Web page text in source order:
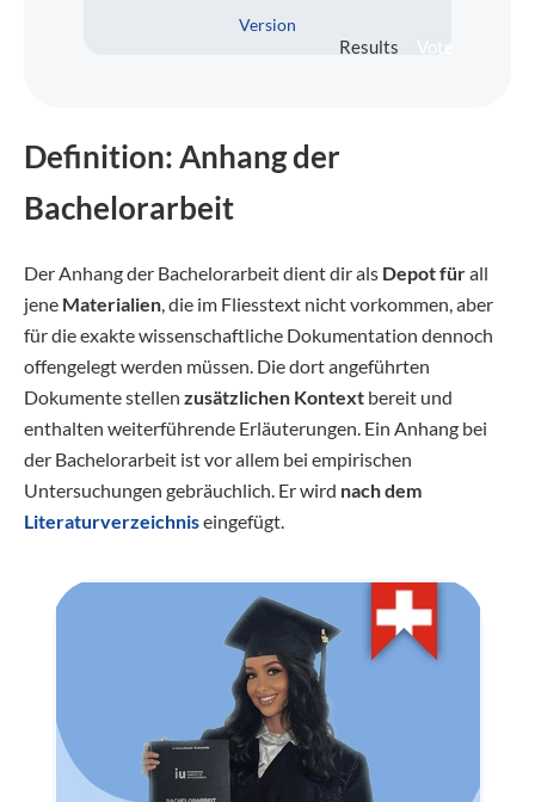
Version
Results Vote
Definition: Anhang der
Bachelorarbeit
Der Anhang der Bachelorarbeit dient dir als Depot fürall
jene Materialien, die im Fliesstext nicht vorkommen, aber
für die exakte wissenschaftliche Dokumentation dennoch
offengelegt werden müssen. Die dort angeführten
Dokumente stellen zusätzlichen Kontext bereit und
enthalten weiterführende Erläuterungen. Ein Anhang bei
der Bachelorarbeit ist vor allem bei empirischen
Untersuchungen gebräuchlich. Er wird nach dem
Literaturverzeichniseingefügt.